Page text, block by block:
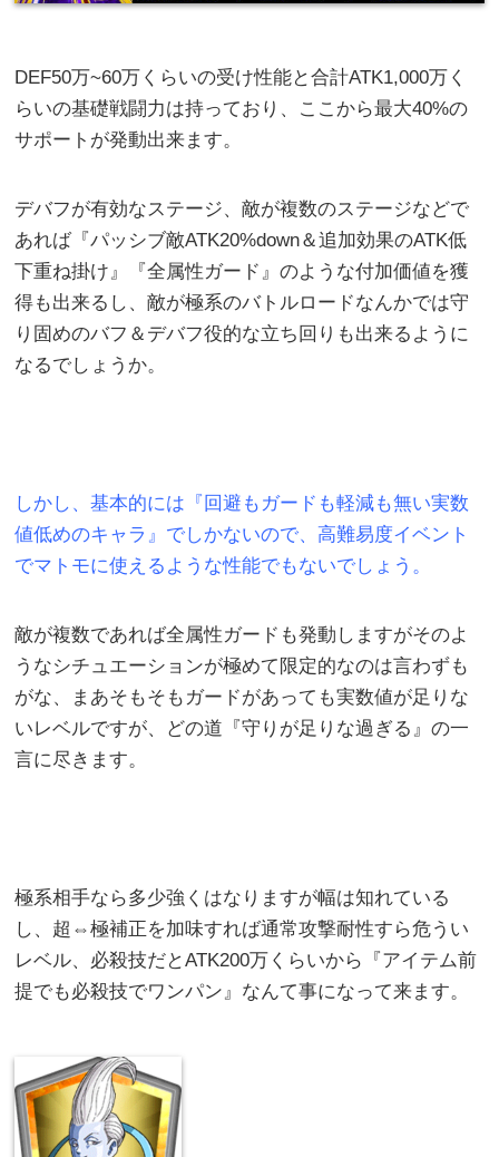
DEF50万~60万くらいの受け性能と合計ATK1,000万く
らいの基礎戦闘力は持っており、ここから最大40%の
サポートが発動出来ます。
デバフが有効なステージ、敵が複数のステージなどで
あれば『パッシブ敵ATK20%down＆追加効果のATK低
下重ね掛け』『全属性ガード』のような付加価値を獲
得も出来るし、敵が極系のバトルロードなんかでは守
り固めのバフ＆デバフ役的な立ち回りも出来るように
なるでしょうか。
しかし、基本的には『回避もガードも軽減も無い実数
値低めのキャラ』でしかないので、高難易度イベント
でマトモに使えるような性能でもないでしょう。
敵が複数であれば全属性ガードも発動しますがそのよ
うなシチュエーションが極めて限定的なのは言わずも
がな、まあそもそもガードがあっても実数値が足りな
いレベルですが、どの道『守りが足りな過ぎる』の一
言に尽きます。
極系相手なら多少強くはなりますが幅は知れている
し、超⇔極補正を加味すれば通常攻撃耐性すら危うい
レベル、必殺技だとATK200万くらいから『アイテム前
提でも必殺技でワンパン』なんて事になって来ます。